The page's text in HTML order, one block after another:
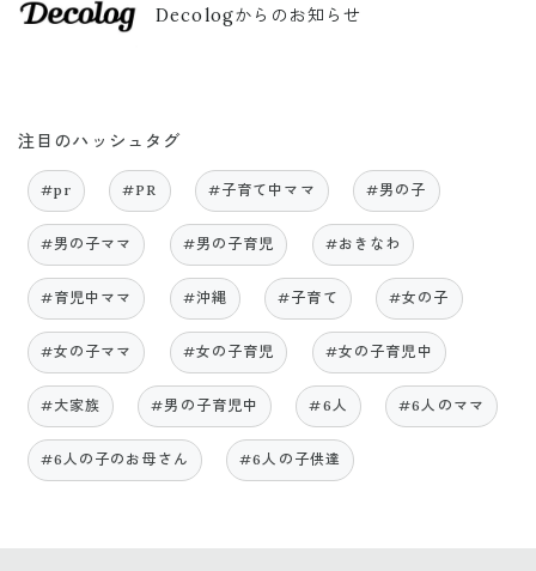
Decologからのお知らせ
注目のハッシュタグ
#pr #PR #子育て中ママ #男の子
#男の子ママ #男の子育児 #おきなわ
#育児中ママ #沖縄 #子育て #女の子
#女の子ママ #女の子育児 #女の子育児中
#大家族 #男の子育児中 #6人 #6人のママ
#6人の子のお母さん #6人の子供達